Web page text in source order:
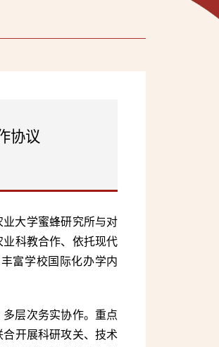
协议
大学蜜蜂研究所与对
科教合作、依托现代
富学校国际化办学内
层次务实协作。重点
开展科研攻关、技术